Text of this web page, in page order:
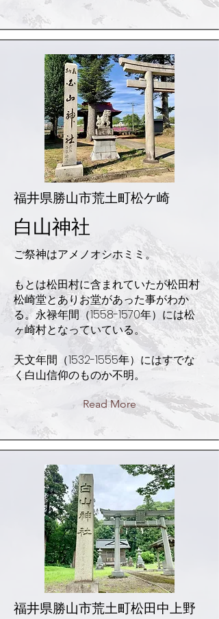
福井県勝山市荒土町松ケ崎
白山神社
ご祭神はアメノオシホミミ。
もとは松田村に含まれていたが松田村
松崎堂とありお堂があった事がわか
る。永禄年間（1558-1570年）には松
ヶ崎村となっていている。
天文年間（1532-1555年）にはすでな
く白山信仰のものか不明。
Read More
福井県勝山市荒土町松田中上野